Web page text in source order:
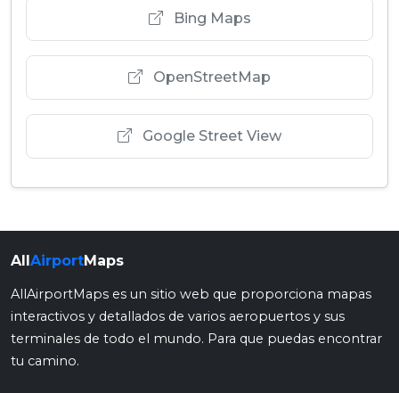
Bing Maps
OpenStreetMap
Google Street View
AllAirportMaps
AllAirportMaps es un sitio web que proporciona mapas
interactivos y detallados de varios aeropuertos y sus
terminales de todo el mundo. Para que puedas encontrar
tu camino.